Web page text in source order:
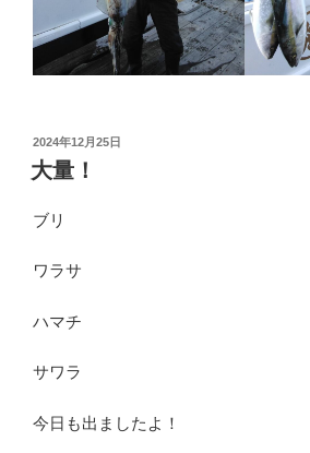
投
稿
日:
2024年12月25日
大量！
ブリ
ワラサ
ハマチ
サワラ
今日も出ましたよ！